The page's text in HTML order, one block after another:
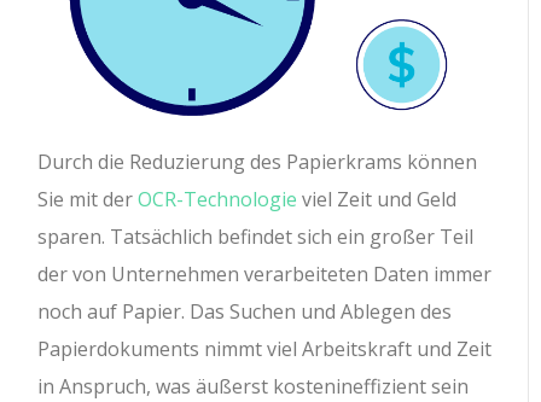
Durch die Reduzierung des Papierkrams können
Sie mit derOCR-Technologie viel Zeit und Geld
sparen. Tatsächlich befindet sich ein großer Teil
der von Unternehmen verarbeiteten Daten immer
noch auf Papier. Das Suchen und Ablegen des
Papierdokuments nimmt viel Arbeitskraft und Zeit
in Anspruch, was äußerst kostenineffizient sein